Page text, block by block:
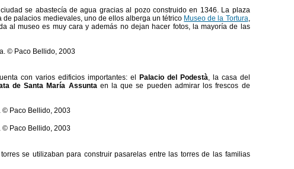
se abastecía de agua gracias al pozo construido en 1346. La plaza
palacios medievales, uno de ellos alberga un tétrico Museo de la Tortura,
al museo es muy cara y además no dejan hacer fotos, la mayoría de las
con varios edificios importantes: el Palacio del Podestà, la casa del
de Santa María Assuntaen la que se pueden admirar los frescos de
se utilizaban para construir pasarelas entre las torres de las familias